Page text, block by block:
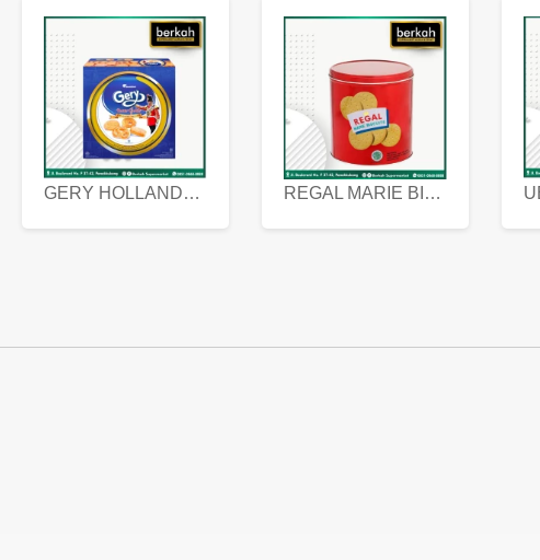
GERY HOLLANDA BUTTER COOKIES 450 GRAM REGAL MARIE BISCUIT KALENG 550 GRAM